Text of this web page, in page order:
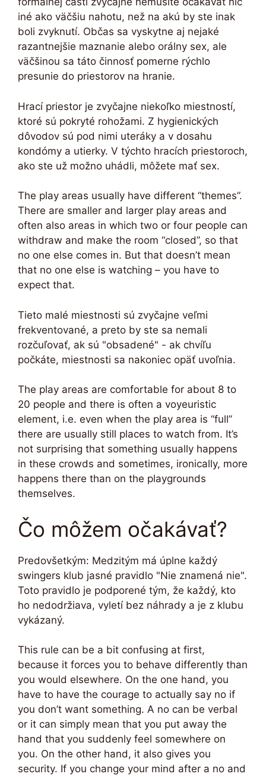
iné ako väčšiu nahotu, než na akú by ste inak
boli zvyknutí. Občas sa vyskytne aj nejaké
razantnejšie maznanie alebo orálny sex, ale
väčšinou sa táto činnosť pomerne rýchlo
presunie do priestorov na hranie.
Hrací priestor je zvyčajne niekoľko miestností,
ktoré sú pokryté rohožami. Z hygienických
dôvodov sú pod nimi uteráky a v dosahu
kondómy a utierky. V týchto hracích priestoroch,
ako ste už možno uhádli, môžete mať sex.
The play areas usually have different “themes”.
There are smaller and larger play areas and
often also areas in which two or four people can
withdraw and make the room “closed”, so that
no one else comes in. But that doesn’t mean
that no one else is watching – you have to
expect that.
Tieto malé miestnosti sú zvyčajne veľmi
frekventované, a preto by ste sa nemali
rozčuľovať, ak sú "obsadené" - ak chvíľu
počkáte, miestnosti sa nakoniec opäť uvoľnia.
The play areas are comfortable for about 8 to
20 people and there is often a voyeuristic
element, i.e. even when the play area is “full”
there are usually still places to watch from. It’s
not surprising that something usually happens
in these crowds and sometimes, ironically, more
happens there than on the playgrounds
themselves.
Čo môžem očakávať?
Predovšetkým: Medzitým má úplne každý
swingers klub jasné pravidlo "Nie znamená nie".
Toto pravidlo je podporené tým, že každý, kto
ho nedodržiava, vyletí bez náhrady a je z klubu
vykázaný.
This rule can be a bit confusing at first,
because it forces you to behave differently than
you would elsewhere. On the one hand, you
have to have the courage to actually say no if
you don’t want something. A no can be verbal
or it can simply mean that you put away the
hand that you suddenly feel somewhere on
you. On the other hand, it also gives you
security. If you change your mind after a no and